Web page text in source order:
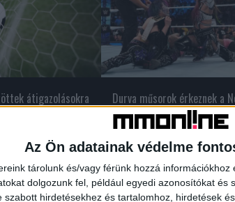
Az Ön adatainak védelme
tárolunk és/vagy férünk hozzá információkhoz
dolgozunk fel, például egyedi azonosítókat és
szabott hirdetésekhez és tartalomhoz, hirdetések
átigazolásokra
Durva műsorok érkeznek a
felületeire